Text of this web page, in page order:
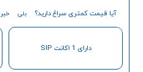
آیا قیمت کمتری سراغ دارید؟ بلی خیر
دارای 1 اکانت SIP